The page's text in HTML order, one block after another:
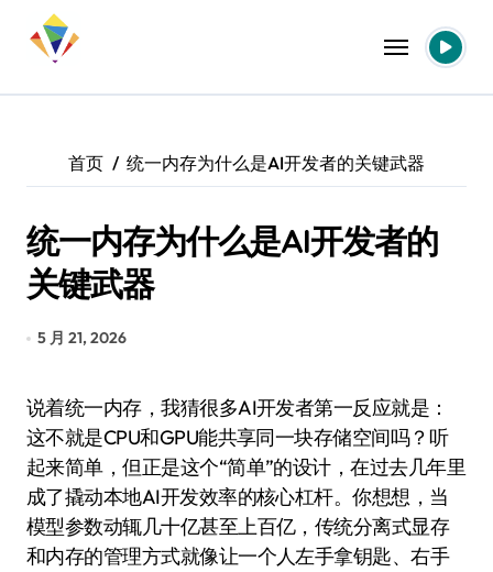
首页 统一内存为什么是AI开发者的关键武器
统一内存为什么是AI开发者的
关键武器
5 月 21, 2026
说着统一内存，我猜很多AI开发者第一反应就是：
这不就是CPU和GPU能共享同一块存储空间吗？听
起来简单，但正是这个“简单”的设计，在过去几年里
成了撬动本地AI开发效率的核心杠杆。你想想，当
模型参数动辄几十亿甚至上百亿，传统分离式显存
和内存的管理方式就像让一个人左手拿钥匙、右手